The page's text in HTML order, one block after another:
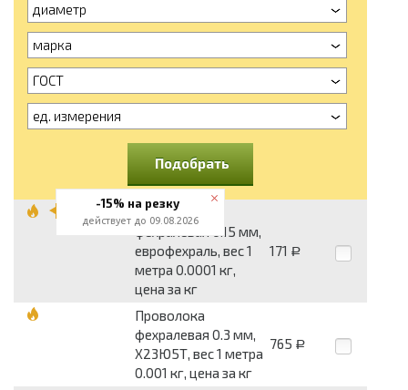
диаметр
марка
ГОСТ
ед. измерения
Подобрать
Проволока
фехралевая 0.15 мм,
еврофехраль, вес 1
метра 0.0001 кг,
цена за кг
171 Р
Проволока
фехралевая 0.3 мм,
Х23Ю5Т, вес 1 метра
0.001 кг, цена за кг
765 Р
-15% на резку
действует до 09.08.2026